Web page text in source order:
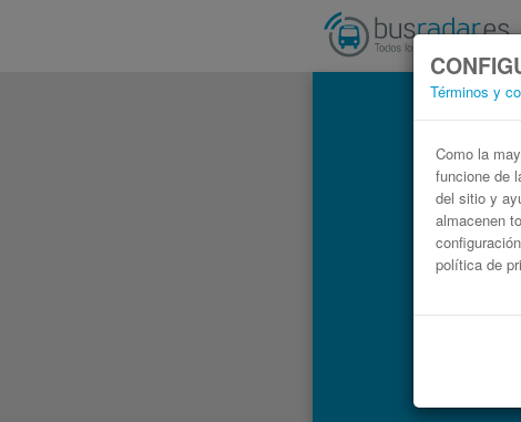
Términos y
Como la
funcione de
del sitio y
almacenen
política de